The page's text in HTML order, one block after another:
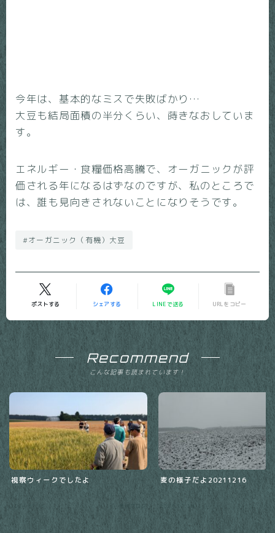
今年は、基本的なミスで失敗ばかり…
大豆も結局面積の半分くらい、蒔きなおしていま
す。
エネルギー・食糧価格高騰で、オーガニックが評
価される年になるはずなのですが、私のところで
は、誰も見向きされないことになりそうです。
#オーガニック（有機）大豆
ポストする シェアする LINEで送る URLをコピー
Recommend
こんな記事も読まれています！
視察ウィークでしたよ
2024.07.13
麦の様子だよ20211216
2021.12.18